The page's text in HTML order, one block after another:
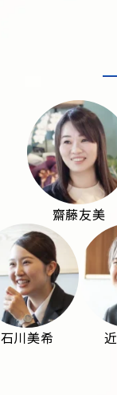
齋藤友美
石川美希